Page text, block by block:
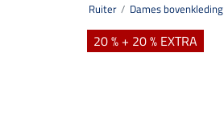
Ruiter Dames bovenkleding
20 % + 20 % EXTRA